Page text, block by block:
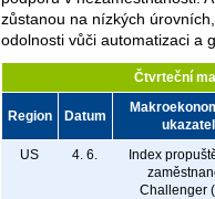
zůstanou na nízkých
odolnosti vůči automatizaci a
Čtvrteční
Region Datum
ukazatel
US
4. 6.
Index
Challenger